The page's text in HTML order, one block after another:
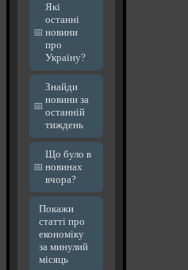
Які
останні
новини
про
Україну?
Знайди
новини за
останній
тиждень
Що було в
новинах
вчора?
Покажи
статті про
економіку
за минулий
місяць